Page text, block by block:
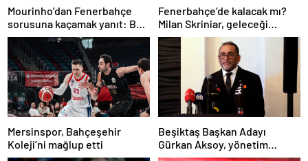
Mourinho’dan Fenerbahçe
sorusuna kaçamak yanıt: Bu
soruyu anlamadım
Fenerbahçe’de kalacak mı?
Milan Skriniar, geleceği
hakkında konuştu
Mersinspor, Bahçeşehir
Koleji’ni mağlup etti
Beşiktaş Başkan Adayı
Gürkan Aksoy, yönetim
kurulunu tanıttı